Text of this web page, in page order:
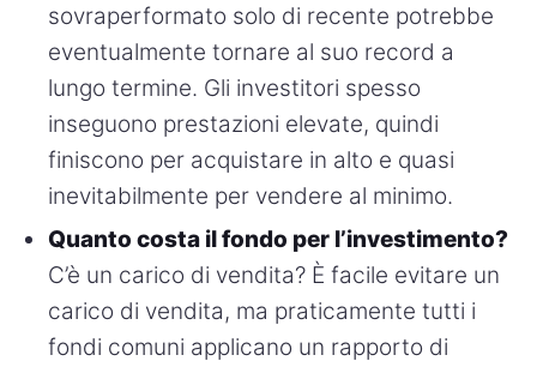
sovraperformato solo di recente potrebbe
eventualmente tornare al suo record a
lungo termine. Gli investitori spesso
inseguono prestazioni elevate, quindi
finiscono per acquistare in alto e quasi
inevitabilmente per vendere al minimo.
Quanto costa il fondo per l’investimento?
C’è un carico di vendita? È facile evitare un
carico di vendita, ma praticamente tutti i
fondi comuni applicano un rapporto di